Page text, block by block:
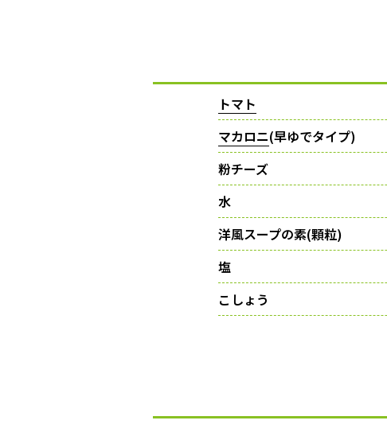
トマト
マカロニ(早ゆでタイプ)
粉チーズ
水
洋風スープの素(顆粒)
塩
こしょう